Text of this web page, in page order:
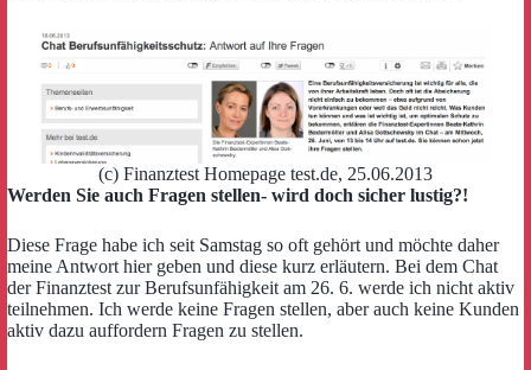
(c) Finanztest Homepage test.de, 25.06.2013
Werden Sie auch Fragen stellen- wird doch sicher lustig?!
Diese Frage habe ich seit Samstag so oft gehört und möchte daher
meine Antwort hier geben und diese kurz erläutern. Bei dem Chat
der Finanztest zur Berufsunfähigkeit am 26. 6. werde ich nicht aktiv
teilnehmen. Ich werde keine Fragen stellen, aber auch keine Kunden
aktiv dazu auffordern Fragen zu stellen.